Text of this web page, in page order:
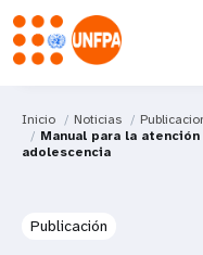
Inicio Noticias
Manual para la
adolescencia
Publicación